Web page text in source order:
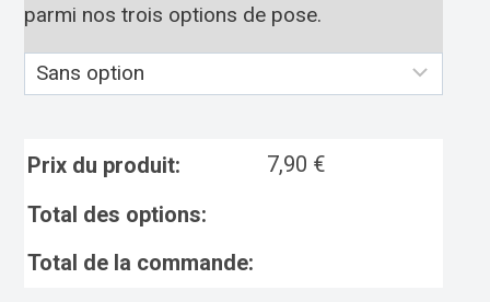
parmi nos trois options de pose.
Prix du produit: 7,90 €
Total des options:
Total de la commande: